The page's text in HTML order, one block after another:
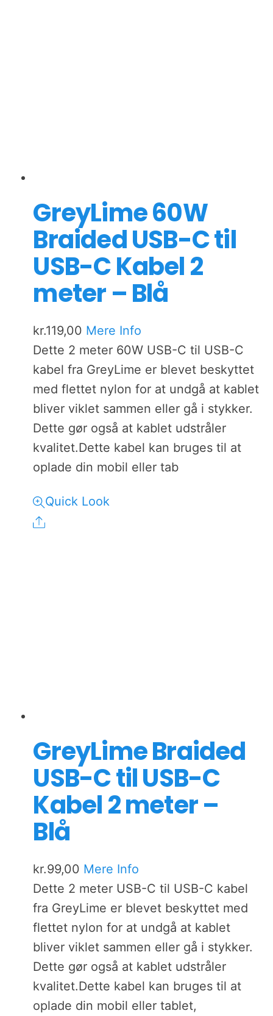
GreyLime 60W
Braided USB-C til
USB-C Kabel 2
meter – Blå
kr.119,00 Mere Info
Dette 2 meter 60W USB-C til USB-C
kabel fra GreyLime er blevet beskyttet
med flettet nylon for at undgå at kablet
bliver viklet sammen eller gå i stykker.
Dette gør også at kablet udstråler
kvalitet.Dette kabel kan bruges til at
oplade din mobil eller tab
Quick Look
Share
GreyLime Braided
USB-C til USB-C
Kabel 2 meter –
Blå
kr.99,00 Mere Info
Dette 2 meter USB-C til USB-C kabel
fra GreyLime er blevet beskyttet med
flettet nylon for at undgå at kablet
bliver viklet sammen eller gå i stykker.
Dette gør også at kablet udstråler
kvalitet.Dette kabel kan bruges til at
oplade din mobil eller tablet,